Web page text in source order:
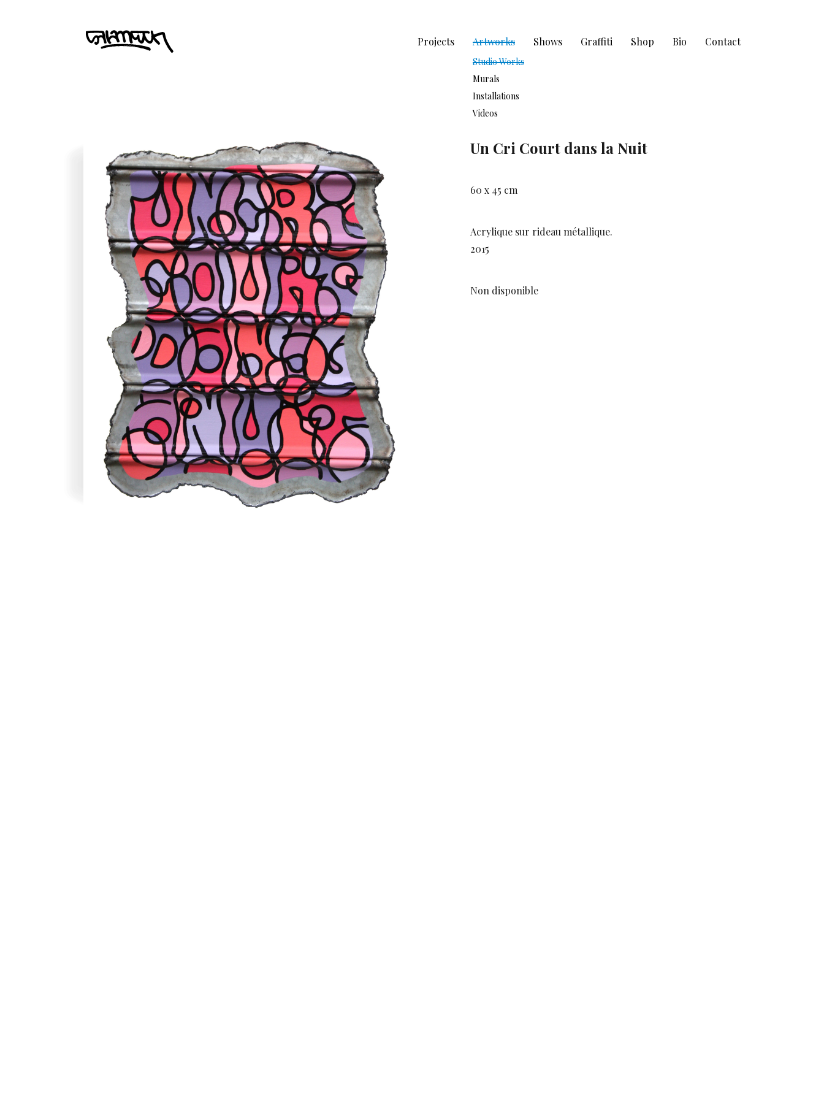
Projects Artworks
Studio Works
Murals
Installations
Videos
Shows Graffiti Shop Bio Contact
Un Cri Court dans la Nuit
60 x 45 cm
Acrylique sur rideau métallique.
2015
Non disponible